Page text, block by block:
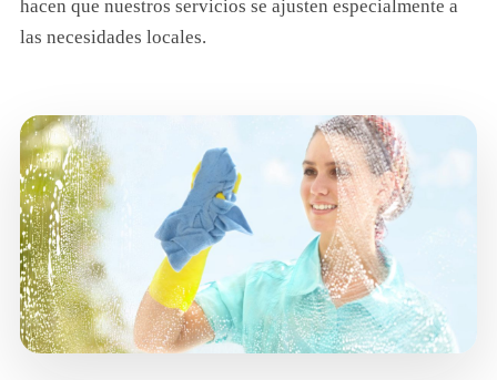
hacen que nuestros servicios se ajusten especialmente a
las necesidades locales.